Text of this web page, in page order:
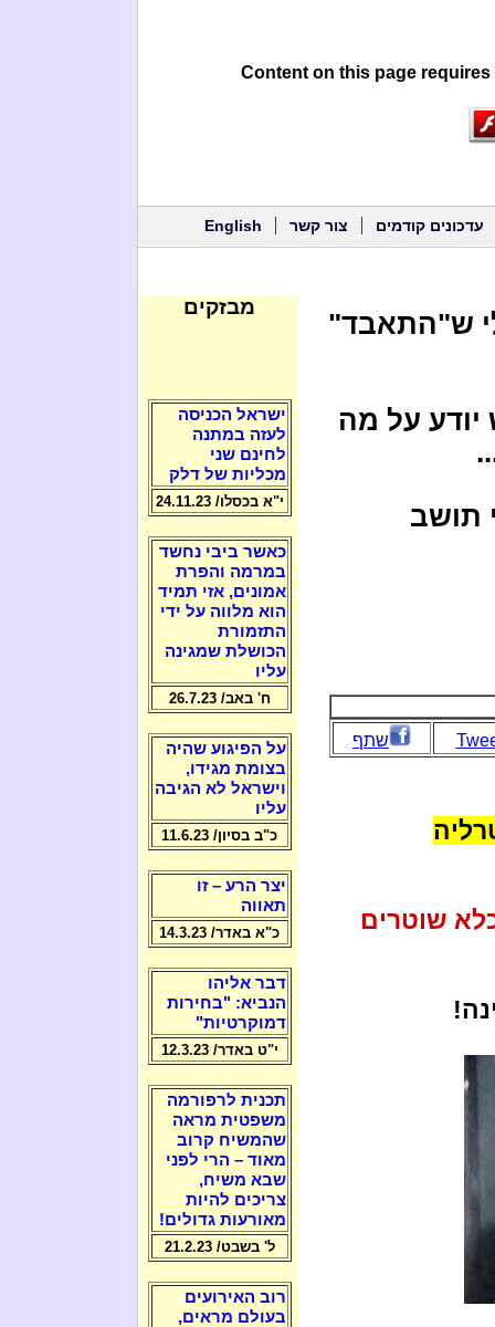
Content on this page
עדכונים קודמים צור קשר English
ש"התאבד"
יודע על מה
תושב
שתף
שוטרים
מבזקים
ישראל הכניסה
לעזה במתנה
לחינם שני
מכליות של דלק
י"א בכסלו/ 24.11.23
כאשר ביבי נחשד
במרמה והפרת
אמונים, אזי תמיד
הוא מלווה על ידי
התזמורת
הכושלת שמגינה
עליו
ח' באב/ 26.7.23
על הפיגוע שהיה
בצומת מגידו,
וישראל לא הגיבה
עליו
כ"ב בסיון/ 11.6.23
יצר הרע – זו
תאווה
כ"א באדר/ 14.3.23
דבר אליהו
הנביא: "בחירות
דמוקרטיות"
י"ט באדר/ 12.3.23
תכנית לרפורמה
משפטית מראה
שהמשיח קרוב
מאוד – הרי לפני
שבא משיח,
צריכים להיות
מאורעות גדולים!
ל' בשבט/ 21.2.23
רוב האירועים
בעולם מראים,